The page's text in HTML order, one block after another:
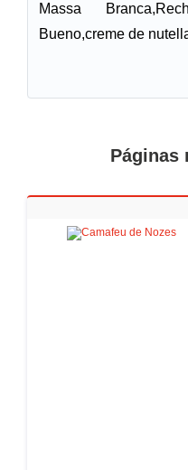
Massa
Bueno,creme de
Páginas